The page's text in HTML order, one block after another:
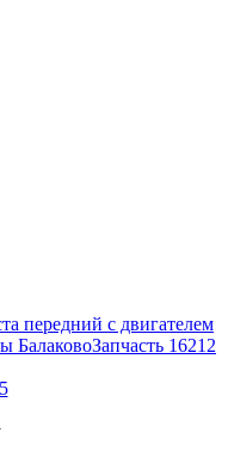
передний с двигателем
16212